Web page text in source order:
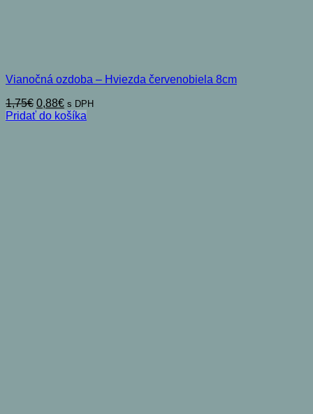
Vianočná ozdoba – Hviezda červenobiela 8cm
1,75€ Pôvodná
cena
0,88€Aktuálna
cena
s DPH
Pridať do košíka